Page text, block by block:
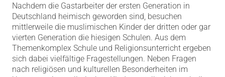
Nachdem die Gastarbeiter der ersten Generation in
Deutschland heimisch geworden sind, besuchen
mittlerweile die muslimischen Kinder der dritten oder gar
vierten Generation die hiesigen Schulen. Aus dem
Themenkomplex Schule und Religionsunterricht ergeben
sich dabei vielfältige Fragestellungen. Neben Fragen
nach religiösen und kulturellen Besonderheiten im